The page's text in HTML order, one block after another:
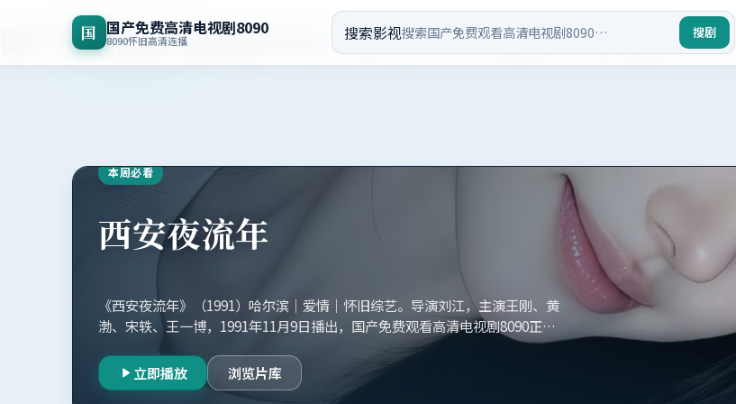
国 国产免费高清电视剧8090
8090怀旧高清连播 搜索影视 搜剧
国产免费高清电视剧8090 -国产免费观看高清电视剧8090
本周必看
西安夜流年
《西安夜流年》（1991）哈尔滨｜爱情｜怀旧综艺。导演刘江，主演王刚、黄
渤、宋轶、王一博，1991年11月9日播出，国产免费观看高清电视剧8090正版
立即播放 浏览片库